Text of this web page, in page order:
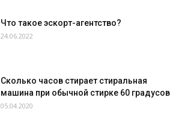
Что такое эскорт-агентство?
24.06.2022
Сколько часов стирает стиральная
машина при обычной стирке 60 градусов
05.04.2020